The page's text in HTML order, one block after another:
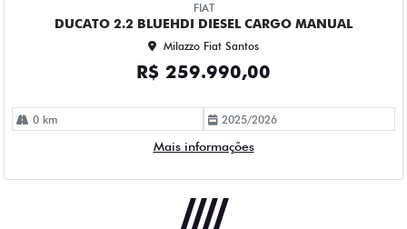
FIAT
DUCATO 2.2 BLUEHDI DIESEL CARGO MANUAL
Milazzo Fiat Santos
R$ 259.990,00
0 km 2025/2026
Mais informações